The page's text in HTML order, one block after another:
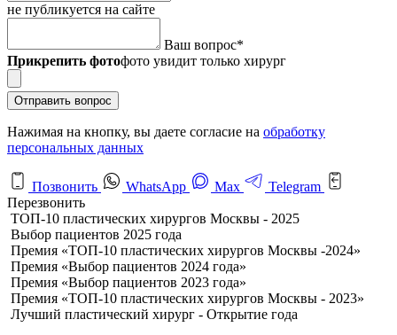
не публикуется на сайте
Ваш вопрос*
Прикрепить фотофото увидит только хирург
Отправить вопрос
Нажимая на кнопку, вы даете согласие на обработку
персональных данных
Позвонить WhatsApp Max
Telegram
Перезвонить
ТОП-10 пластических хирургов Москвы - 2025
Выбор пациентов 2025 года
Премия «ТОП-10 пластических хирургов Москвы -2024»
Премия «Выбор пациентов 2024 года»
Премия «Выбор пациентов 2023 года»
Премия «ТОП-10 пластических хирургов Москвы - 2023»
Лучший пластический хирург - Открытие года